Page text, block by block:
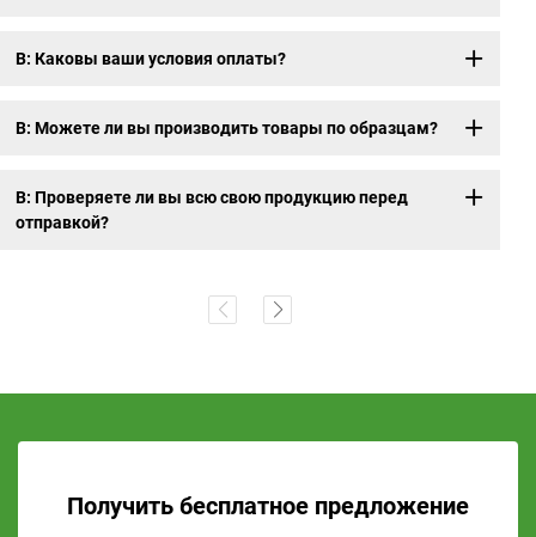
В: Каковы ваши условия оплаты?
В: Можете ли вы производить товары по образцам?
В: Проверяете ли вы всю свою продукцию перед
отправкой?
Получить бесплатное предложение